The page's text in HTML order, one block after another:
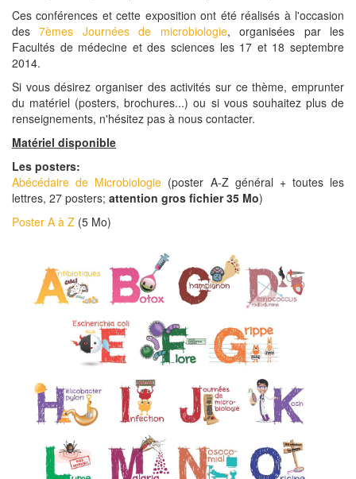
Ces conférences et cette exposition ont été réalisés à l'occasion
des 7èmes Journées de microbiologie, organisées par les
Facultés de médecine et des sciences les 17 et 18 septembre
2014.
Si vous désirez organiser des activités sur ce thème, emprunter
du matériel (posters, brochures...) ou si vous souhaitez plus de
renseignements, n'hésitez pas à nous contacter.
Matériel disponible
Les posters:
Abécédaire de Microbiologie (poster A-Z général + toutes les
lettres, 27 posters; attention gros fichier 35 Mo)
Poster A à Z (5 Mo)